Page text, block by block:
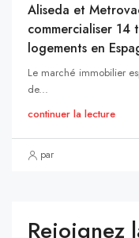
Aliseda et
commercialiser 14
logements en
Le marché immobilier
de...
continuer la lecture
par
Rejoignez